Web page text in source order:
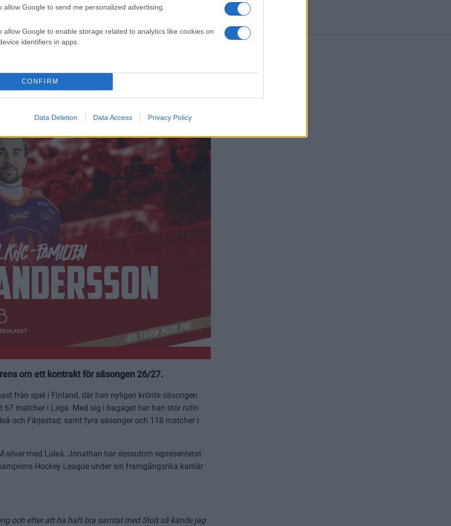
allow Google to send me personalized advertising.
allow Google to enable storage related to analytics like cookies on
identifiers in apps.
CONFIRM
Data Deletion Data Access Privacy Policy
om ett kontrakt för säsongen 26/27.
från spel i Finland, där han nyligen krönte säsongen
matcher i Liiga. Med sig i bagaget har han stor rutin
och Färjestad, samt fyra säsonger och 118 matcher i
med Luleå. Jonathan har dessutom representerat
Hockey League under sin framgångsrika karriär
och efter att ha haft bra samtal med Stolt så kände jag